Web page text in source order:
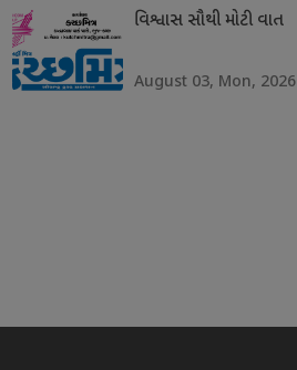
વિશ્વાસ સૌથી મોટી વાત
August 03, Mon, 2026